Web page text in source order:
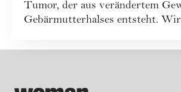
Tumor, der aus verändertem
Gebärmutterhalses entsteht.